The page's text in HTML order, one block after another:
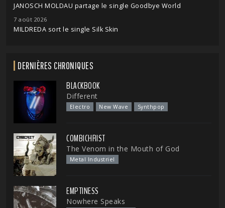
JANOSCH MOLDAU partage le single Goodbye World
7 août 2026
MILDREDA sort le single Silk Skin
DERNIÈRES CHRONIQUES
BLACKBOOK
Different
Electro New Wave Synthpop
COMBICHRIST
The Venom in the Mouth of God
Metal Industriel
EMPTINESS
Nowhere Speaks